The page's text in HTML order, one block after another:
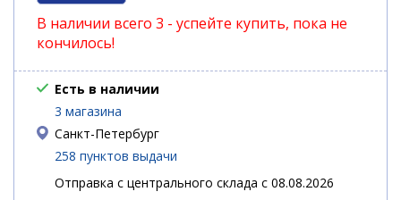
В наличии всего 3 - успейте купить, пока не
кончилось!
Есть в наличии
3 магазина
Санкт-Петербург
258 пунктов выдачи
Отправка с центрального склада с 08.08.2026